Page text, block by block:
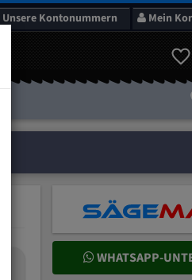
Unsere Kontonummern Mein
WHATSAPP-